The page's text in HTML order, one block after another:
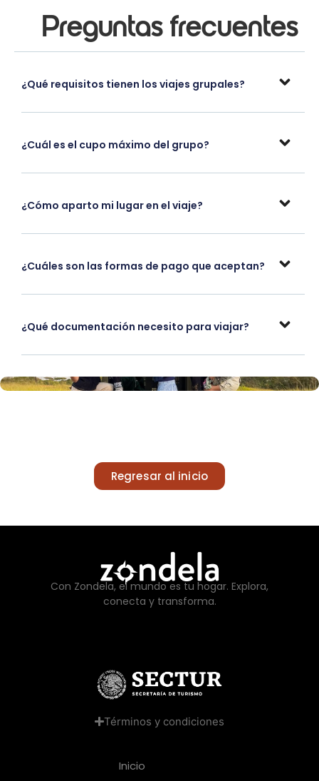
Preguntas frecuentes
¿Qué requisitos tienen los viajes grupales?
¿Cuál es el cupo máximo del grupo?
¿Cómo aparto mi lugar en el viaje?
¿Cuáles son las formas de pago que aceptan?
¿Qué documentación necesito para viajar?
Regresar al inicio
Con Zondela, el mundo es tu hogar. Explora,
conecta y transforma.
Términos y condiciones
Inicio